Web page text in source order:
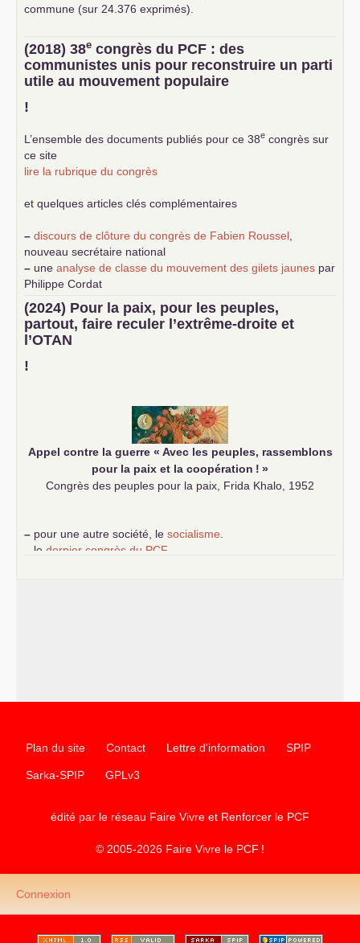
commune (sur 24.376 exprimés).
(2018) 38e congrès du PCF : des
communistes unis pour reconstruire un parti
utile au mouvement populaire
!
L’ensemble des documents publiés pour ce 38e congrès sur
ce site
lire la rubrique du congrès
et quelques articles clés complémentaires
– discours de clôture du congrès de Fabien Roussel
nouveau secrétaire national
– une analyse de classe du mouvement des gilets jaunes par
Philippe Cordat
–
un texte de Jean-Claude Delaunay
le marxisme est la
science sociale de notre temps
–un appel proposé aux partis communistes et ouvrier
d’Europe
–
(2024) Pour la paix, pour les peuples,
partout, faire reculer l’extrême-droite et
l’OTAN
!
Appel contre la guerre « Avec les peuples, rassemblons
pour la paix et la coopération ! »
Congrès des peuples pour la paix, Frida Khalo, 1952
– pour une autre société, le socialisme
le dernier congrès du PCF
Plan du site Contact Lettre d'information SPIP
Sarka-SPIP GPLv3
édité par le réseau Faire Vivre et Renforcer le PCF
© 2005-2026 Faire Vivre le PCF !
Connexion